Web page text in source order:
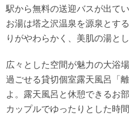
駅から無料の送迎バスが出て
お湯は塔之沢温泉を源泉とす
りがやわらかく、美肌の湯と
広々とした空間が魅力の大浴
過ごせる貸切個室露天風呂「
よ。露天風呂と休憩できるお
カップルでゆったりとした時